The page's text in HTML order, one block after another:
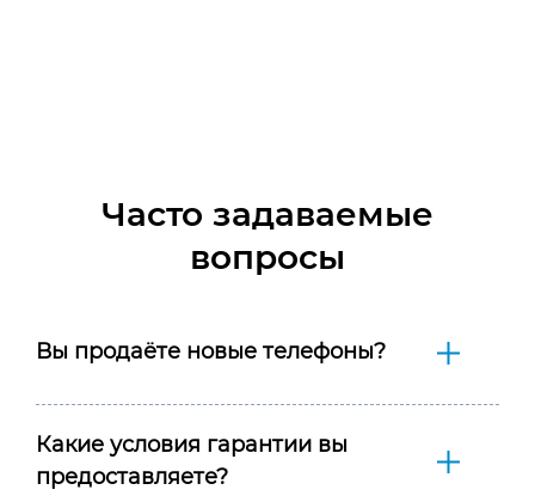
Часто задаваемые
вопросы
Вы продаёте новые телефоны?
Какие условия гарантии вы
предоставляете?